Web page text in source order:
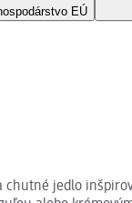
EÚ
jedlo